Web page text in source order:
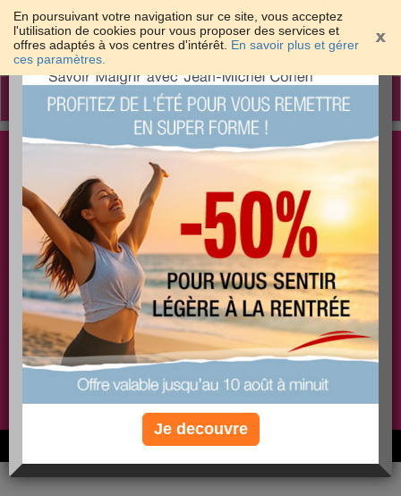
En poursuivant votre navigation sur ce site, vous acceptez
l'utilisation de cookies pour vous proposer des services et
offres adaptés à vos centres d'intérêt. En savoir plus et gérer
ces paramètres.
Toggle
Les meilleures solutions pour maigrir et être bien
dans sa peau
PLUS
EFFICACE
PLUS
SANTÉ
PLUS
COACHING
Non, je préfère le régime gratuit
6M de personnes ont maigri et réappris à manger avec nous
×
Je decouvre